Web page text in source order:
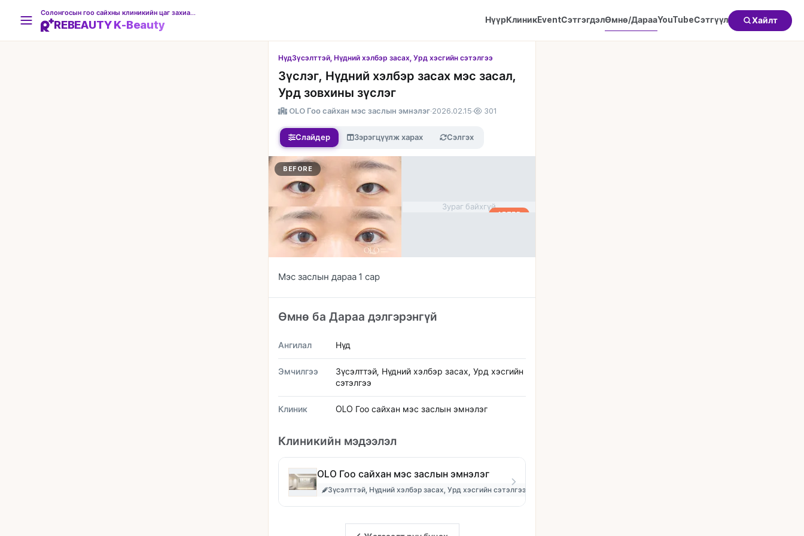
REBEAUTY K-Beauty НүүрКлиникEventСэтгэгдэлӨмнө/ДарааYouTubeСэтгүүл Хайлт
НүдЗүсэлттэй, Нүдний хэлбэр засах, Урд хэсгийн сэтэлгээ
Зүслэг, Нүдний хэлбэр засах мэс засал,
Урд зовхины зүслэг
OLO Гоо сайхан мэс заслын эмнэлэг·2026.02.15· 301
Слайдер Зэрэгцүүлж харах Сэлгэх
BEFORE
AFTER
Зураг байхгүй
Мэс заслын дараа 1 сар
Өмнө ба Дараа дэлгэрэнгүй
Ангилал Нүд
Эмчилгээ
Зүсэлттэй, Нүдний хэлбэр засах, Урд хэсгийн
сэтэлгээ
Клиник OLO Гоо сайхан мэс заслын эмнэлэг
Клиникийн мэдээлэл
OLO Гоо сайхан мэс заслын эмнэлэг
Зүсэлттэй, Нүдний хэлбэр засах, Урд хэсгийн сэтэлгээ